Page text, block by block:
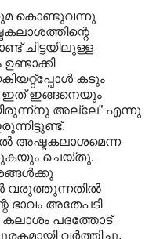
കൊണ്ടുവന്നു‍
ചിട്ടയിലുള്ള
കടും
“ ഇത് ഇങ്ങനെയും
അല്ലേ” എന്നു
അഷ്ടകലാശമെന്ന
ചെയ്തു.
വരുത്തുന്നതില്‍
ഭാവം അതേപടി
പദത്തോട്
വര്‍ത്തിച്ചു.